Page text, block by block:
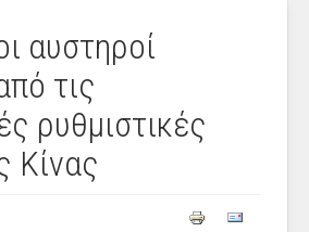
αυστηροί
τις
ρυθμιστικές
Κίνας